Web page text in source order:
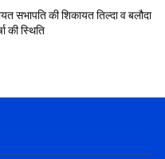
सभापति की शिकायत तिल्दा व बलौदा
की स्थिति